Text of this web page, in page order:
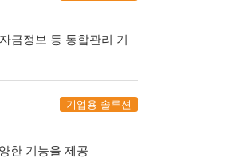
금정보 등 통합관리 기
기업용 솔루션
한 기능을 제공